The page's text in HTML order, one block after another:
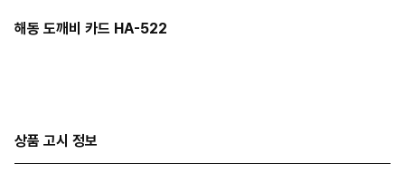
해동 도깨비 카드 HA-522
상품 고시 정보